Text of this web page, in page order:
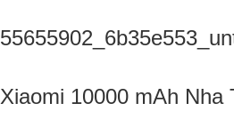
Xiaomi 10000 mAh Nha